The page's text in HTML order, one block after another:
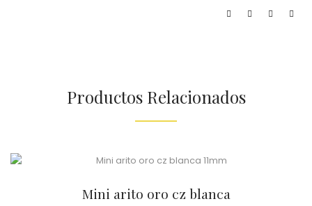
Productos Relacionados
Mini arito oro cz blanca